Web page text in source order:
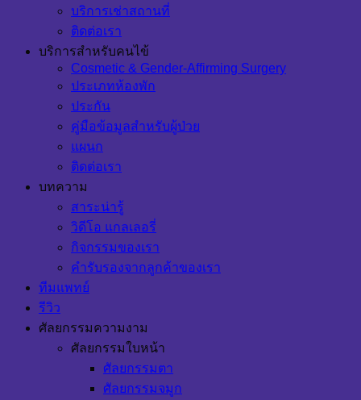
บริการเช่าสถานที่
ติดต่อเรา
บริการสำหรับคนไข้
Cosmetic & Gender-Affirming Surgery
ประเภทห้องพัก
ประกัน
คู่มือข้อมูลสำหรับผู้ป่วย
แผนก
ติดต่อเรา
บทความ
สาระน่ารู้
วิดีโอ แกลเลอรี่
กิจกรรมของเรา
คำรับรองจากลูกค้าของเรา
ทีมแพทย์
รีวิว
ศัลยกรรมความงาม
ศัลยกรรมใบหน้า
ศัลยกรรมตา
ศัลยกรรมจมูก